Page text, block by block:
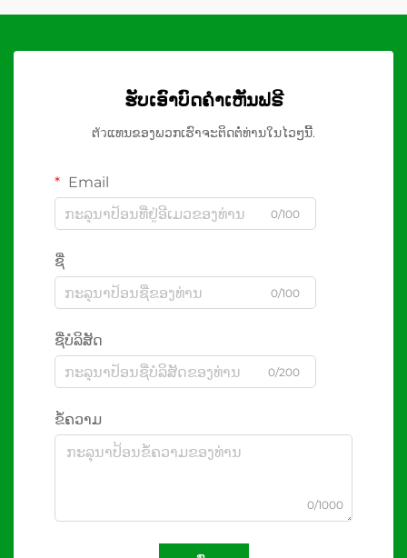
ຮັບເອົາບົດຄຳເຫັນຟຣີ
ຕัวແທນຂອງພວກເຮົາຈະຕິດຕໍ່ທ່ານໃນໄວໆນີ້.
Email
0/100
ຊື່
0/100
ຊື່ບໍລິສັດ
0/200
ຂໍ້ຄວາມ
0/1000